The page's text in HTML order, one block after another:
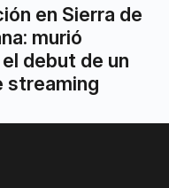
en Sierra de
murió
debut de un
streaming